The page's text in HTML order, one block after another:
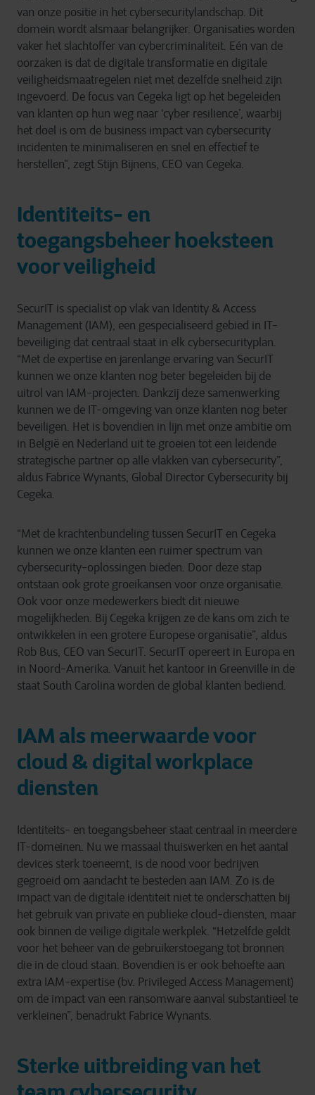
van onze positie in het cybersecuritylandschap. Dit
domein wordt alsmaar belangrijker. Organisaties worden
vaker het slachtoffer van cybercriminaliteit. Eén van de
oorzaken is dat de digitale transformatie en digitale
veiligheidsmaatregelen niet met dezelfde snelheid zijn
ingevoerd. De focus van Cegeka ligt op het begeleiden
van klanten op hun weg naar ‘cyber resilience’, waarbij
het doel is om de business impact van cybersecurity
incidenten te minimaliseren en snel en effectief te
herstellen”, zegt Stijn Bijnens, CEO van Cegeka.
Identiteits- en
toegangsbeheer hoeksteen
voor veiligheid
SecurIT is specialist op vlak van Identity & Access
Management (IAM), een gespecialiseerd gebied in IT-
beveiliging dat centraal staat in elk cybersecurityplan.
“Met de expertise en jarenlange ervaring van SecurIT
kunnen we onze klanten nog beter begeleiden bij de
uitrol van IAM-projecten. Dankzij deze samenwerking
kunnen we de IT-omgeving van onze klanten nog beter
beveiligen. Het is bovendien in lijn met onze ambitie om
in België en Nederland uit te groeien tot een leidende
strategische partner op alle vlakken van cybersecurity”,
aldus Fabrice Wynants, Global Director Cybersecurity bij
Cegeka.
“Met de krachtenbundeling tussen SecurIT en Cegeka
kunnen we onze klanten een ruimer spectrum van
cybersecurity-oplossingen bieden. Door deze stap
ontstaan ook grote groeikansen voor onze organisatie.
Ook voor onze medewerkers biedt dit nieuwe
mogelijkheden. Bij Cegeka krijgen ze de kans om zich te
ontwikkelen in een grotere Europese organisatie”, aldus
Rob Bus, CEO van SecurIT. SecurIT opereert in Europa en
in Noord-Amerika. Vanuit het kantoor in Greenville in de
staat South Carolina worden de global klanten bediend.
IAM als meerwaarde voor
cloud & digital workplace
diensten
Identiteits- en toegangsbeheer staat centraal in meerdere
IT-domeinen. Nu we massaal thuiswerken en het aantal
devices sterk toeneemt, is de nood voor bedrijven
gegroeid om aandacht te besteden aan IAM. Zo is de
impact van de digitale identiteit niet te onderschatten bij
het gebruik van private en publieke cloud-diensten, maar
ook binnen de veilige digitale werkplek. “Hetzelfde geldt
voor het beheer van de gebruikerstoegang tot bronnen
die in de cloud staan. Bovendien is er ook behoefte aan
extra IAM-expertise (bv. Privileged Access Management)
om de impact van een ransomware aanval substantieel te
verkleinen”, benadrukt Fabrice Wynants.
Sterke uitbreiding van het